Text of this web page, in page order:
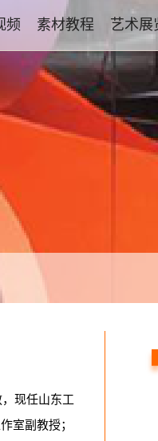
频 素材教程 艺术展
现任山东工
室副教授；